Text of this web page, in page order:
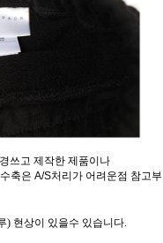
쓰고 제작한 제품이나
축은 A/S처리가 어려운점 참고부
) 현상이 있을수 있습니다.